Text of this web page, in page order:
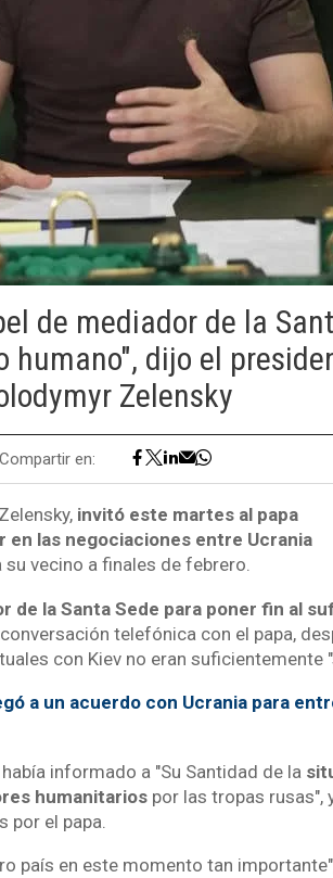
de mediador de la
humano", dijo el
Zelensky
Compartir en:
invitó este martes al papa
las negociaciones entre Ucrania
vecino a finales de febrero.
de la Santa Sede para poner fin al
telefónica con el papa,
con Kiev no eran suficientemente
a un acuerdo con Ucrania para
informado a "Su Santidad de la
humanitariospor las tropas rusas",
por el papa.
país en este momento tan